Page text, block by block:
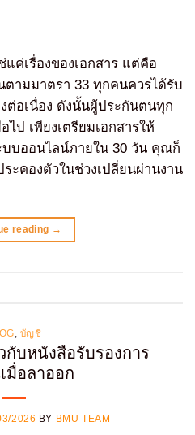
แค่เรื่องของเอกสาร แต่คือ
ามมาตรา 33 ทุกคนควรได้รับ
ต่อเนื่อง ดังนั้นผู้ประกันตนทุก
ป เพียงเตรียมเอกสารให้
บออนไลน์ภายใน 30 วัน คุณก็
ระคองตัวในช่วงเปลี่ยนผ่านงาน
reading →
บัญชี
กับหนังสือรับรองการ
มื่อลาออก
2026 BY BMU TEAM